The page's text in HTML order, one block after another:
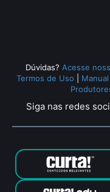
Dúvidas? Acesse
Termos de Uso
Siga nas redes